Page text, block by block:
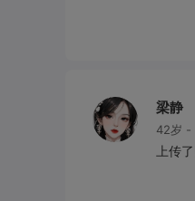
梁静
42岁 -
上传